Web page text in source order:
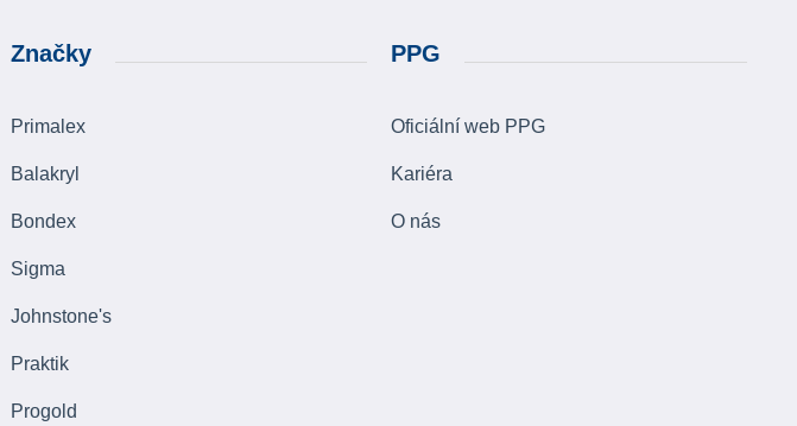
Značky
Primalex
Balakryl
Bondex
Sigma
Johnstone's
Praktik
Progold
PPG
Oficiální web PPG
Kariéra
O nás